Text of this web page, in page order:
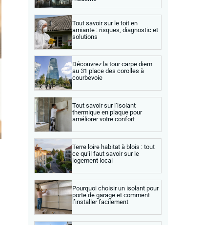
Tout savoir sur le toit en
amiante : risques, diagnostic et
solutions
Découvrez la tour carpe diem
au 31 place des corolles à
courbevoie
Tout savoir sur l’isolant
thermique en plaque pour
améliorer votre confort
Terre loire habitat à blois : tout
ce qu’il faut savoir sur le
logement local
Pourquoi choisir un isolant pour
porte de garage et comment
l’installer facilement